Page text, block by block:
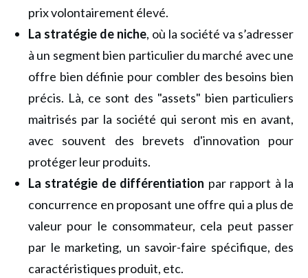
prix volontairement élevé.
La stratégie de niche, où la société va s’adresser
à un segment bien particulier du marché avec une
offre bien définie pour combler des besoins bien
précis. Là, ce sont des "assets" bien particuliers
maitrisés par la société qui seront mis en avant,
avec souvent des brevets d'innovation pour
protéger leur produits.
La stratégie de différentiation par rapport à la
concurrence en proposant une offre qui a plus de
valeur pour le consommateur, cela peut passer
par le marketing, un savoir-faire spécifique, des
caractéristiques produit, etc.